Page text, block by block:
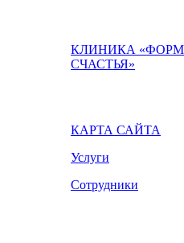
КЛИНИКА
СЧАСТЬЯ»
КАРТА САЙТА
Услуги
Сотрудники